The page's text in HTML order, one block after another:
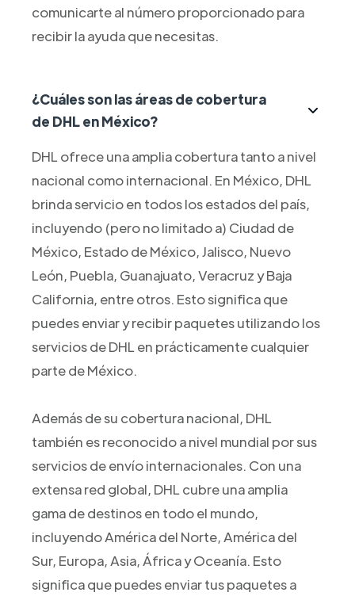
comunicarte al número proporcionado para
recibir la ayuda que necesitas.
¿Cuáles son las áreas de cobertura
de DHL en México?
DHL ofrece una amplia cobertura tanto a nivel
nacional como internacional. En México, DHL
brinda servicio en todos los estados del país,
incluyendo (pero no limitado a) Ciudad de
México, Estado de México, Jalisco, Nuevo
León, Puebla, Guanajuato, Veracruz y Baja
California, entre otros. Esto significa que
puedes enviar y recibir paquetes utilizando los
servicios de DHL en prácticamente cualquier
parte de México.
Además de su cobertura nacional, DHL
también es reconocido a nivel mundial por sus
servicios de envío internacionales. Con una
extensa red global, DHL cubre una amplia
gama de destinos en todo el mundo,
incluyendo América del Norte, América del
Sur, Europa, Asia, África y Oceanía. Esto
significa que puedes enviar tus paquetes a